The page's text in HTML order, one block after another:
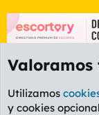
Foro General
Utilizamos
y cookies